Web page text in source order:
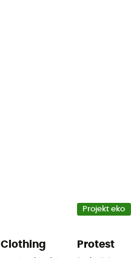
Clothing
Projekt eko
Protest